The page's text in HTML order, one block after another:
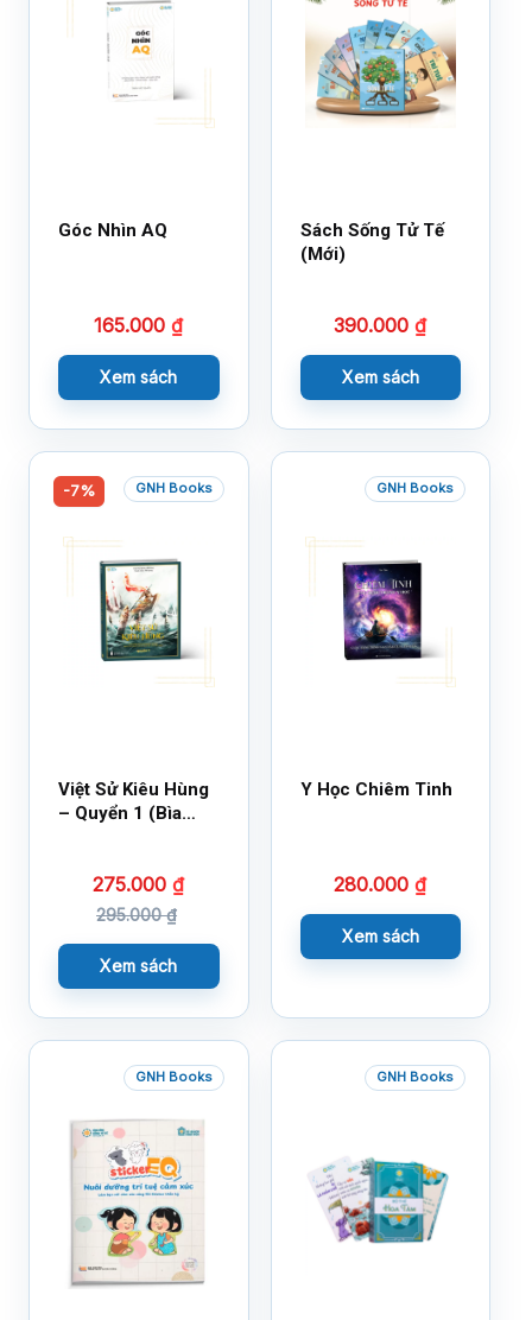
Góc Nhìn AQ
165.000₫
Xem sách
Sách Sống Tử Tế
(Mới)
390.000₫
Xem sách
-7% GNH Books
Việt Sử Kiêu Hùng
– Quyển 1 (Bìa
275.000₫
295.000₫
Xem sách
GNH Books
Y Học Chiêm Tinh
280.000₫
Xem sách
GNH Books GNH Books